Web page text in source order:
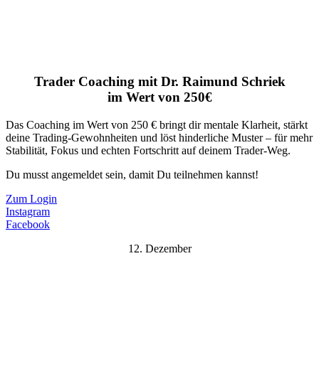
Trader Coaching mit Dr. Raimund Schriek
im Wert von 250€
Das Coaching im Wert von 250 € bringt dir mentale Klarheit, stärkt
deine Trading-Gewohnheiten und löst hinderliche Muster – für mehr
Stabilität, Fokus und echten Fortschritt auf deinem Trader-Weg.
Du musst angemeldet sein, damit Du teilnehmen kannst!
Zum Login
Instagram
Facebook
12. Dezember